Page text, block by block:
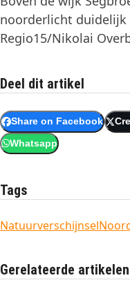
noorderlicht duidelijk
Regio15/Nikolai
Deel dit artikel
Share on Facebook
Whatsapp
Tags
Natuurverschijnsel
Gerelateerde artikelen